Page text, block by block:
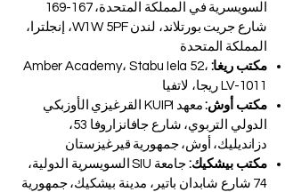
السويسرية في المملكة المتحدة، 167-169
شارع جريت بورتلاند، لندن W1W 5PF، إنجلترا،
المملكة المتحدة
مكتب ريغا: Amber Academy، Stabu Iela 52،
LV-1011 ريجا، لاتفيا
مكتب أوش:
معهد KUIPI القرغيزي الأوزبكي
الدولي التربوي، شارع جافانزاروفا 53،
دزانديليك، أوش، جمهورية قيرغيزستان
مكتب بيشكيك:
جامعة SIU السويسرية الدولية،
74 شارع شابدان باتير، مدينة بيشكيك، جمهورية